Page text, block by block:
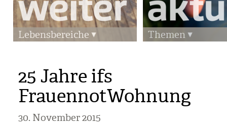
Lebensbereiche Themen
25 Jahre ifs
FrauennotWohnung
30. November 2015